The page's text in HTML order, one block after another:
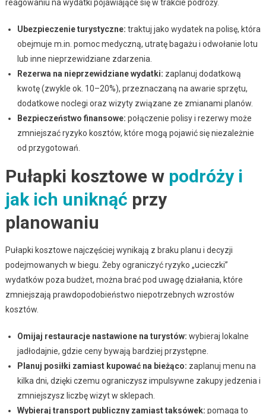
reagowaniu na wydatki pojawiające się w trakcie podróży.
Ubezpieczenie turystyczne: traktuj jako wydatek na polisę, która
obejmuje m.in. pomoc medyczną, utratę bagażu i odwołanie lotu
lub inne nieprzewidziane zdarzenia.
Rezerwa na nieprzewidziane wydatki: zaplanuj dodatkową
kwotę (zwykle ok. 10–20%), przeznaczaną na awarie sprzętu,
dodatkowe noclegi oraz wizyty związane ze zmianami planów.
Bezpieczeństwo finansowe: połączenie polisy i rezerwy może
zmniejszać ryzyko kosztów, które mogą pojawić się niezależnie
od przygotowań.
Pułapki kosztowe w podróży i
jak ich uniknąć przy
planowaniu
Pułapki kosztowe najczęściej wynikają z braku planu i decyzji
podejmowanych w biegu. Żeby ograniczyć ryzyko „ucieczki”
wydatków poza budżet, można brać pod uwagę działania, które
zmniejszają prawdopodobieństwo niepotrzebnych wzrostów
kosztów.
Omijaj restauracje nastawione na turystów: wybieraj lokalne
jadłodajnie, gdzie ceny bywają bardziej przystępne.
Planuj posiłki zamiast kupować na bieżąco: zaplanuj menu na
kilka dni, dzięki czemu ograniczysz impulsywne zakupy jedzenia i
zmniejszysz liczbę wizyt w sklepach.
Wybieraj transport publiczny zamiast taksówek: pomaga to